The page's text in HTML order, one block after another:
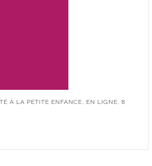
À LA PETITE ENFANCE, EN LIGNE, 8